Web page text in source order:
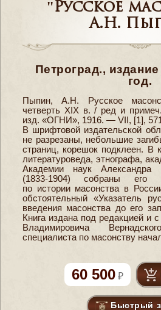
"Русское
А.Н.
Петроград.,
год.
Пыпин, А.Н. Русское
четверть XIX в. / ред и
изд. «ОГНИ», 1916. — VII, [1],
В шрифтовой издательской
не разрезаны, небольшие
страниц, корешок подклеен. В
литературоведа, этнографа,
Академии наук Александра
(1833-1904) собраны его
по истории масонства в
обстоятельный «Указатель
введения масонства до его
Книга издана под редакцией и
Владимировича
специалиста по масонству
60 500
Быстрый